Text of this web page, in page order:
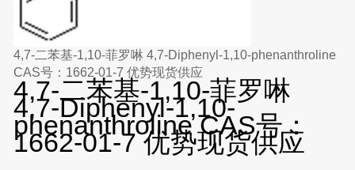
4,7-二苯基-1,10-菲罗啉 4,7-Diphenyl-1,10-phenanthroline
CAS号：1662-01-7 优势现货供应
4,7-二苯基-1,10-菲罗啉
4,7-Diphenyl-1,10-
phenanthroline CAS号：
1662-01-7 优势现货供应